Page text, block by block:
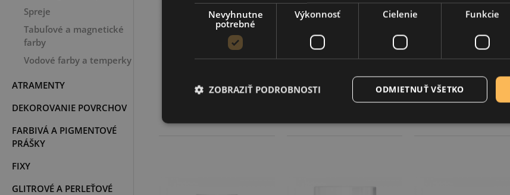
Spreje
Tabuľové a magnetické
farby
Vodové farby a temperky
ATRAMENTY
DEKOROVANIE POVRCHOV
FARBIVÁ A PIGMENTOVÉ
PRÁŠKY
FIXY
GLITROVÉ A PERLEŤOVÉ
Dekor lak lesklý,
230 ml
7,30 €
Dekor lak lesklý,
500 ml
11,85 €
Dekor lak matný,
100 ml
3,80 €
Nevyhnutne
potrebné
Výkonnosť Cielenie Funkcie
ODMIETNUŤ VŠETKO
ZOBRAZIŤ PODROBNOSTI